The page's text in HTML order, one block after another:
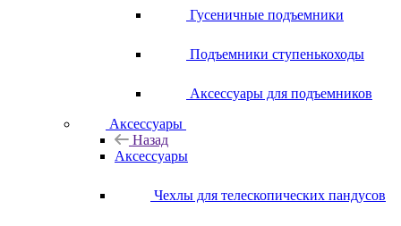
Гусеничные подъемники
Подъемники ступенькоходы
Аксессуары для подъемников
Аксессуары
Назад
Аксессуары
Чехлы для телескопических пандусов